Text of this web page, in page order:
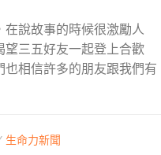
說故事的時候很激勵人
望三五好友一起登上合歡
相信許多的朋友跟我們有
生命力新聞